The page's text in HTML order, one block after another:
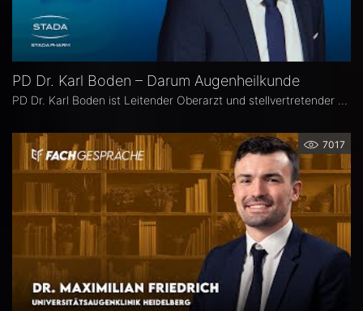
PD Dr. Karl Boden – Darum Augenheilkunde
7017